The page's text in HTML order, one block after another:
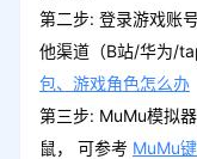
第二步: 登录游戏账
他渠道（B站/华为/
包、游戏角色怎么办
第三步: MuMu模拟
鼠， 可参考 MuMu